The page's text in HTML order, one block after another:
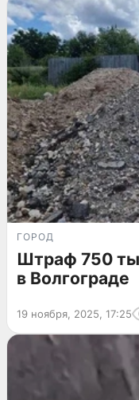
ГОРОД
Штраф 750
в Волгограде
19 ноября, 2025, 17:25